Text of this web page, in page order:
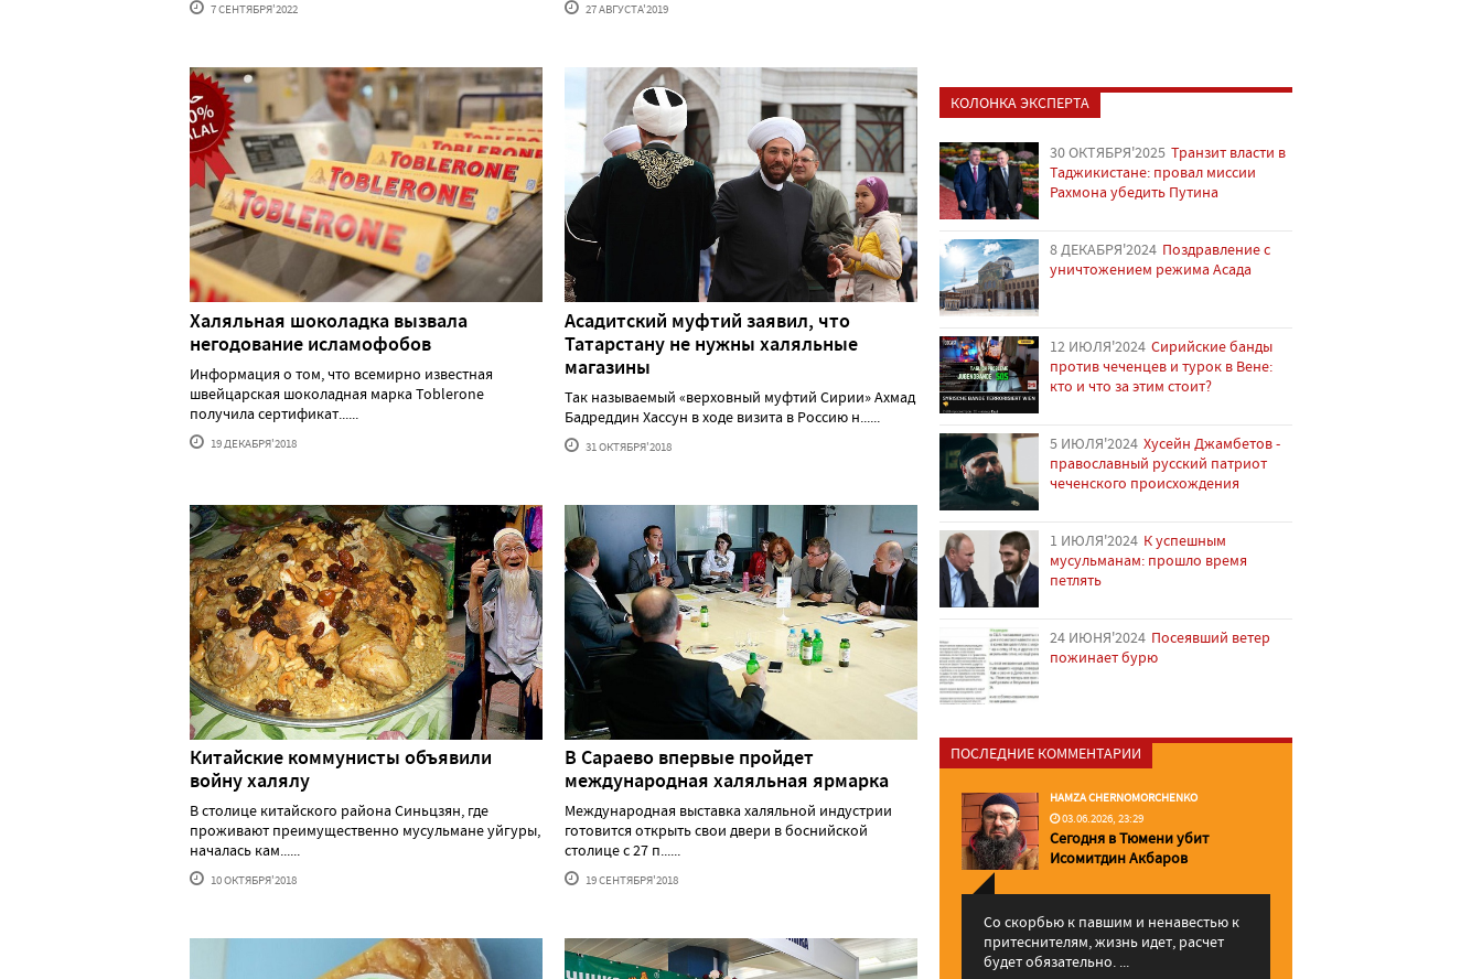
7 СЕНТЯБРЯ'2022 27 АВГУСТА'2019
Халяльная шоколадка вызвала
негодование исламофобов
Информация о том, что всемирно известная
швейцарская шоколадная марка Toblerone
получила сертификат......
19 ДЕКАБРЯ'2018
Асадитский муфтий заявил, что
Татарстану не нужны халяльные
магазины
Так называемый «верховный муфтий Сирии» Ахмад
Бадреддин Хассун в ходе визита в Россию н......
31 ОКТЯБРЯ'2018
Китайские коммунисты объявили
войну халялу
В столице китайского района Синьцзян, где
проживают преимущественно мусульмане уйгуры,
началась кам......
10 ОКТЯБРЯ'2018
В Сараево впервые пройдет
международная халяльная ярмарка
Международная выставка халяльной индустрии
готовится открыть свои двери в боснийской
столице с 27 п......
19 СЕНТЯБРЯ'2018
КОЛОНКА ЭКСПЕРТА
30 ОКТЯБРЯ'2025 Транзит власти в
Таджикистане: провал миссии
Рахмона убедить Путина
8 ДЕКАБРЯ'2024 Поздравление с
уничтожением режима Асада
12 ИЮЛЯ'2024 Сирийские банды
против чеченцев и турок в Вене:
кто и что за этим стоит?
5 ИЮЛЯ'2024 Хусейн Джамбетов -
православный русский патриот
чеченского происхождения
1 ИЮЛЯ'2024 К успешным
мусульманам: прошло время
петлять
24 ИЮНЯ'2024 Посеявший ветер
пожинает бурю
ПОСЛЕДНИЕ КОММЕНТАРИИ
HAMZA CHERNOMORCHENKO
03.06.2026, 23:29
Сегодня в Тюмени убит
Исомитдин Акбаров
Со скорбью к павшим и ненавестью к
притеснителям, жизнь идет, расчет
будет обязательно. ...